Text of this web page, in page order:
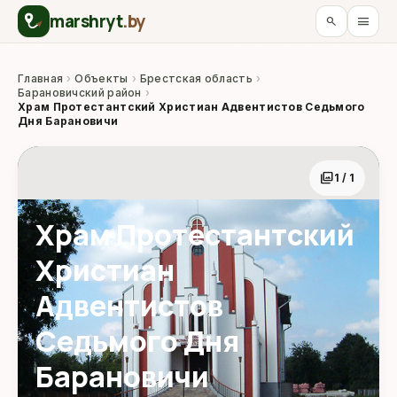
marshryt.by search menu
Главная › Объекты › Брестская область ›
Барановичский район ›
Храм Протестантский Христиан Адвентистов Седьмого
Дня Барановичи
photo_library1 / 1
Храм Протестантский
Христиан
Адвентистов
Седьмого Дня
Барановичи